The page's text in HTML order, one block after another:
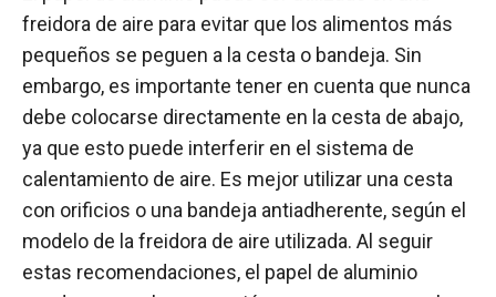
freidora de aire para evitar que los alimentos más
pequeños se peguen a la cesta o bandeja. Sin
embargo, es importante tener en cuenta que nunca
debe colocarse directamente en la cesta de abajo,
ya que esto puede interferir en el sistema de
calentamiento de aire. Es mejor utilizar una cesta
con orificios o una bandeja antiadherente, según el
modelo de la freidora de aire utilizada. Al seguir
estas recomendaciones, el papel de aluminio